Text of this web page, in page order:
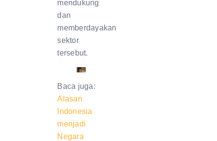
mendukung
dan
memberdayakan
sektor
tersebut.
Baca juga:
Alasan
Indonesia
menjadi
Negara